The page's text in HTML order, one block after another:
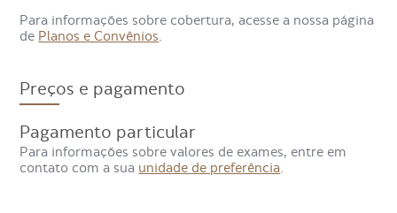
Quando o exame de Herpes
solicitado?
Os médicos podem solicitá-lo quando há suspeita de
infecção recente pelo vírus da herpes simples,
principalmente em pacientes com bolhas na pele que se
Para informações sobre cobertura, acesse a nossa página
de Planos e Convênios
Preços e pagamento
Pagamento particular
Para informações sobre valores de exames, entre em
contato com a sua unidade de preferência